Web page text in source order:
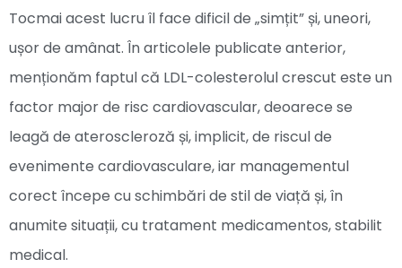
Tocmai acest lucru îl face dificil de „simțit” și, uneori,
ușor de amânat. În articolele publicate anterior,
menționăm faptul că LDL-colesterolul crescut este un
factor major de risc cardiovascular, deoarece se
leagă de ateroscleroză și, implicit, de riscul de
evenimente cardiovasculare, iar managementul
corect începe cu schimbări de stil de viață și, în
anumite situații, cu tratament medicamentos, stabilit
medical.